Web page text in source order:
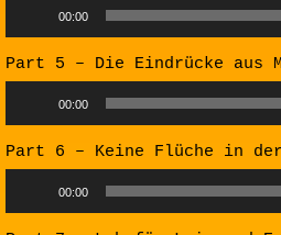
Audio
Player
00:00
Part 5 – Die Eindrücke aus
Audio
Player
00:00
Part 6 – Keine Flüche in
Audio
Player
00:00